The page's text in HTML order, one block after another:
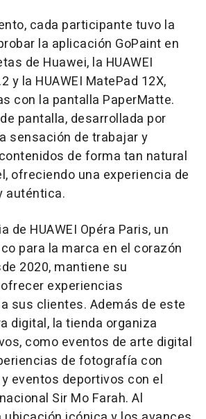
cada participante tuvo la
la aplicación GoPaint en
de Huawei, la HUAWEI
y la HUAWEI MatePad 12X,
con la pantalla PaperMatte.
pantalla, desarrollada por
sensación de trabajar y
de forma tan natural
ofreciendo una experiencia de
auténtica.
de HUAWEI Opéra Paris, un
para la marca en el corazón
2020, mantiene su
experiencias
sus clientes. Además de este
digital, la tienda organiza
como eventos de arte digital
de fotografía con
y eventos deportivos con el
Sir Mo Farah. Al